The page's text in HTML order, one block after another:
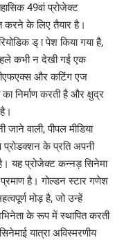
49वां प्रोजेक्ट
करने के लिए तैयार है।
ड् ा पेश किया गया है,
कभी न देखी गई एक
और कटिंग एज
निर्माण करती है और क्षुद्र
वाली, पीपल मीडिया
प्रोडक्शन के प्रति अपनी
यह प्रोजेक्ट कन्नड़ सिनेमा
है। गोल्डन स्टार गणेश
मोड़ है, जो उन्हें
के रूप में स्थापित करती
यात्रा अविस्मरणीय